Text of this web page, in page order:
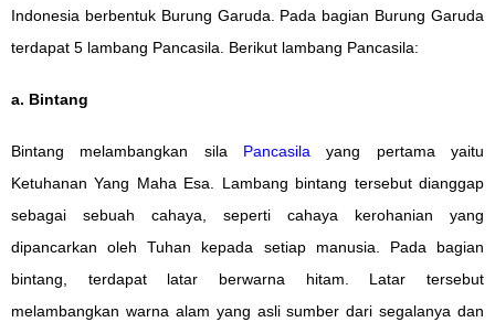
Indonesia berbentuk Burung Garuda. Pada bagian Burung Garuda
terdapat 5 lambang Pancasila. Berikut lambang Pancasila:
a. Bintang
Bintang melambangkan sila Pancasila yang pertama yaitu
Ketuhanan Yang Maha Esa. Lambang bintang tersebut dianggap
sebagai sebuah cahaya, seperti cahaya kerohanian yang
dipancarkan oleh Tuhan kepada setiap manusia. Pada bagian
bintang, terdapat latar berwarna hitam. Latar tersebut
melambangkan warna alam yang asli sumber dari segalanya dan